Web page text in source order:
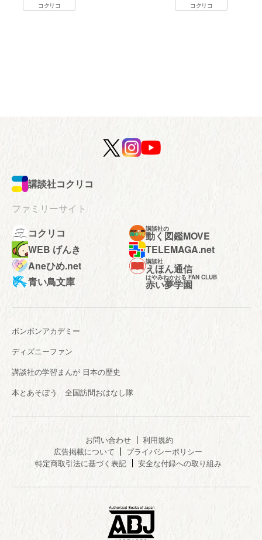
コクリコ コクリコ
講談社コクリコ
ファミリーサイト
コクリコ
講談社の
動く図鑑MOVE
WEB げんき
TELEMAGA.net
Aneひめ.net
講談社
えほん通信
青い鳥文庫
はやみねかおる FAN CLUB
赤い夢学園
ボンボンアカデミー
ディズニーファン
講談社の学習まんが 日本の歴史
本とあそぼう 全国訪問おはなし隊
お問い合わせ
利用規約
広告掲載について
プライバシーポリシー
特定商取引法に基づく表記
安全な付録への取り組み